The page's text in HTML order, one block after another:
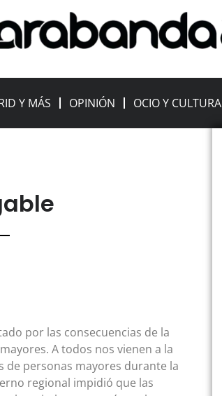
Y MÁS OPINIÓN OCIO Y CULTURA
por las consecuencias de la
A todos nos vienen a la
de personas mayores durante la
regional impidió que las